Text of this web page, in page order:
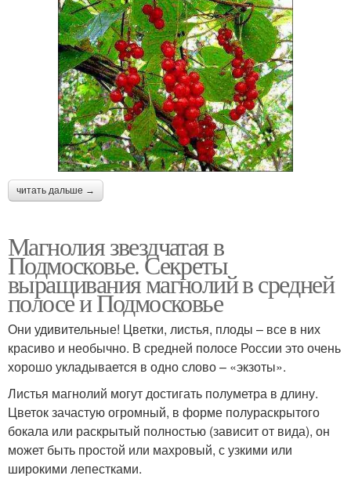
читать дальше →
Магнолия звездчатая в
Подмосковье. Секреты
выращивания магнолий в средней
полосе и Подмосковье
Они удивительные! Цветки, листья, плоды – все в них
красиво и необычно. В средней полосе России это очень
хорошо укладывается в одно слово – «экзоты».
Листья магнолий могут достигать полуметра в длину.
Цветок зачастую огромный, в форме полураскрытого
бокала или раскрытый полностью (зависит от вида), он
может быть простой или махровый, с узкими или
широкими лепестками.